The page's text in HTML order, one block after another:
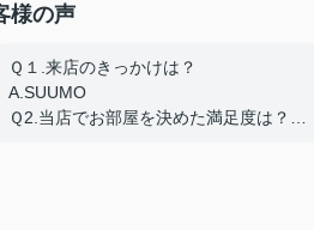
様の声
Ｑ１.来店のきっかけは？
A.SUUMO
Ｑ2.当店でお部屋を決めた満足度は？